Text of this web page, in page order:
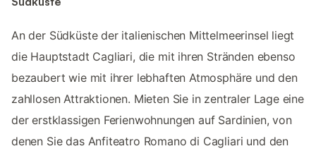
An der Südküste der italienischen Mittelmeerinsel liegt
die Hauptstadt Cagliari, die mit ihren Stränden ebenso
bezaubert wie mit ihrer lebhaften Atmosphäre und den
zahllosen Attraktionen. Mieten Sie in zentraler Lage eine
der erstklassigen Ferienwohnungen auf Sardinien, von
denen Sie das Anfiteatro Romano di Cagliari und den